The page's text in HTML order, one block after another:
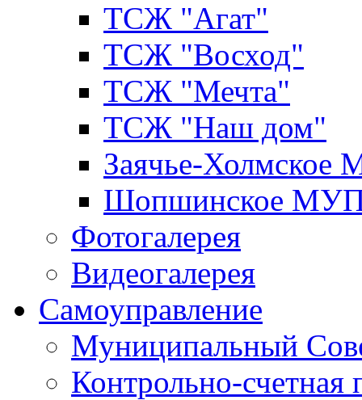
ТСЖ "Агат"
ТСЖ "Восход"
ТСЖ "Мечта"
ТСЖ "Наш дом"
Заячье-
Шопшинское
Фотогалерея
Видеогалерея
Самоуправление
Муниципальный
Контрольно-счетная